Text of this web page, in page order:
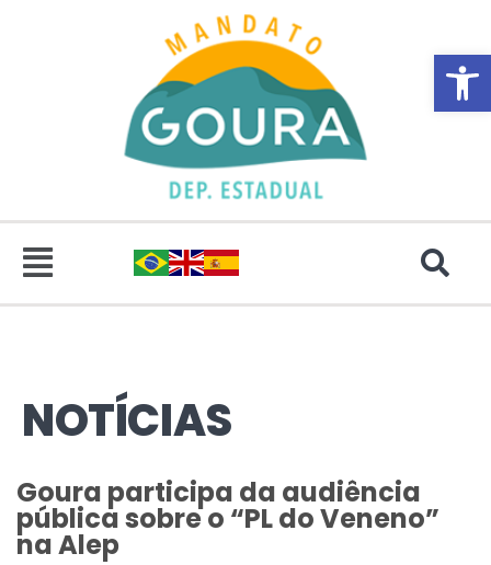
Abrir
NOTÍCIAS
Goura participa da audiência
pública sobre o “PL do Veneno”
na Alep